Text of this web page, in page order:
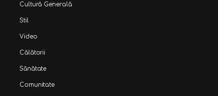
Cultură Generală
Stil
Video
Călătorii
Sănătate
Comunitate